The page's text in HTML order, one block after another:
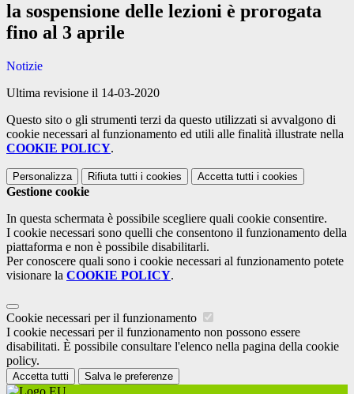
la sospensione delle lezioni è prorogata
fino al 3 aprile
Notizie
Ultima revisione il 14-03-2020
Questo sito o gli strumenti terzi da questo utilizzati si avvalgono di
cookie necessari al funzionamento ed utili alle finalità illustrate nella
COOKIE POLICY.
Personalizza Rifiuta tutti i cookies Accetta tutti i cookies
Gestione cookie
In questa schermata è possibile scegliere quali cookie consentire.
I cookie necessari sono quelli che consentono il funzionamento della
piattaforma e non è possibile disabilitarli.
Per conoscere quali sono i cookie necessari al funzionamento potete
visionare la COOKIE POLICY.
Cookie necessari per il funzionamento
I cookie necessari per il funzionamento non possono essere
disabilitati. È possibile consultare l'elenco nella pagina della cookie
policy.
Accetta tutti Salva le preferenze